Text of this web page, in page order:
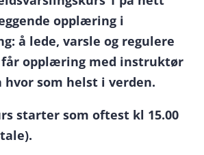
opplæring i
å lede, varsle og regulere
får opplæring med instruktør
hvor som helst i verden.
starter som oftest kl 15.00